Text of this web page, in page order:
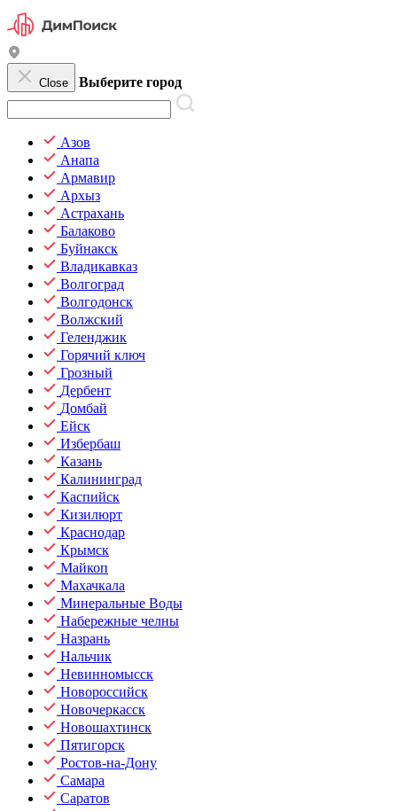
Close Выберите город
Азов
Анапа
Армавир
Архыз
Астрахань
Балаково
Буйнакск
Владикавказ
Волгоград
Волгодонск
Волжский
Геленджик
Горячий ключ
Грозный
Дербент
Домбай
Ейск
Избербаш
Казань
Калининград
Каспийск
Кизилюрт
Краснодар
Крымск
Майкоп
Махачкала
Минеральные Воды
Набережные челны
Назрань
Нальчик
Невинномысск
Новороссийск
Новочеркасск
Новошахтинск
Пятигорск
Ростов-на-Дону
Самара
Саратов